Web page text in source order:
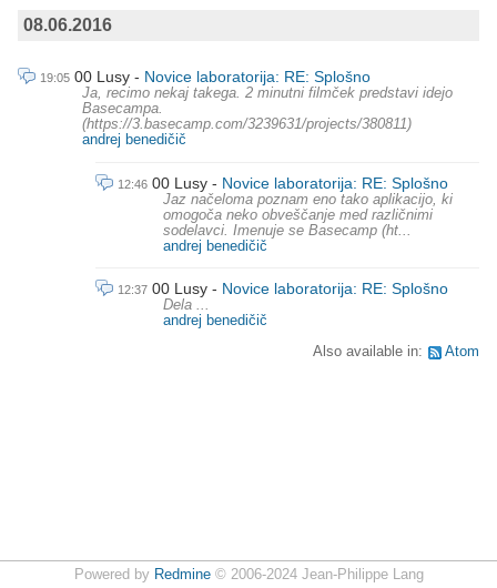
08.06.2016
19:05 00 Lusy Novice laboratorija: RE: Splošno
Ja, recimo nekaj takega. 2 minutni filmček predstavi idejo
Basecampa.
(https://3.basecamp.com/3239631/projects/380811)
andrej benedičič
12:46 00 Lusy Novice laboratorija: RE: Splošno
Jaz načeloma poznam eno tako aplikacijo, ki
omogoča neko obveščanje med različnimi
sodelavci. Imenuje se Basecamp (ht...
andrej benedičič
12:37 00 Lusy Novice laboratorija: RE: Splošno
Dela ...
andrej benedičič
Also available in:
Atom
Powered by Redmine© 2006-2024 Jean-Philippe Lang